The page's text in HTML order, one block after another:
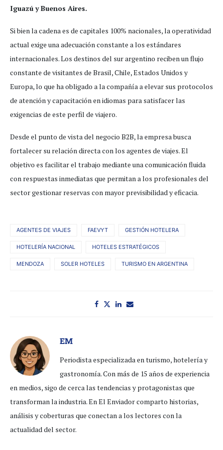
Iguazú y Buenos Aires.
Si bien la cadena es de capitales 100% nacionales, la operatividad
actual exige una adecuación constante a los estándares
internacionales. Los destinos del sur argentino reciben un flujo
constante de visitantes de Brasil, Chile, Estados Unidos y
Europa, lo que ha obligado a la compañía a elevar sus protocolos
de atención y capacitación en idiomas para satisfacer las
exigencias de este perfil de viajero.
Desde el punto de vista del negocio B2B, la empresa busca
fortalecer su relación directa con los agentes de viajes. El
objetivo es facilitar el trabajo mediante una comunicación fluida
con respuestas inmediatas que permitan a los profesionales del
sector gestionar reservas con mayor previsibilidad y eficacia.
AGENTES DE VIAJES FAEVYT GESTIÓN HOTELERA
HOTELERÍA NACIONAL HOTELES ESTRATÉGICOS
MENDOZA SOLER HOTELES TURISMO EN ARGENTINA
EM
Periodista especializada en turismo, hotelería y
gastronomía. Con más de 15 años de experiencia
en medios, sigo de cerca las tendencias y protagonistas que
transforman la industria. En El Enviador comparto historias,
análisis y coberturas que conectan a los lectores con la
actualidad del sector.